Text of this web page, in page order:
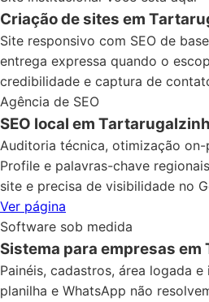
Criação de sites em
Site responsivo com SEO de
entrega expressa quando o
credibilidade e captura de
Agência de SEO
SEO local em
Auditoria técnica, otimização on-
Profile e palavras-chave
site e precisa de visibilidade no
Ver página
Software sob medida
Sistema para empresas
Painéis, cadastros, área logada
planilha e WhatsApp não